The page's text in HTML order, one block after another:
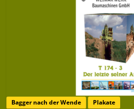
Bagger nach der Wende Plakate